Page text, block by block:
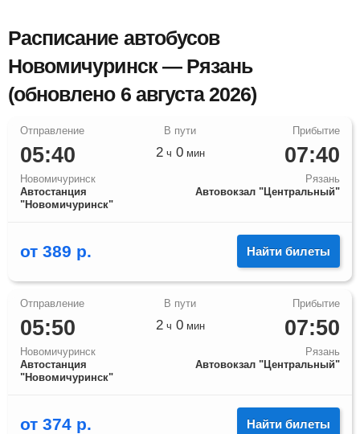
Расписание автобусов
Новомичуринск — Рязань
(обновлено 6 августа 2026)
05:40
Новомичуринск
Автостанция
"Новомичуринск"
07:40
Рязань
Автовокзал "Центральный"
2ч 0мин
от 389 р. Найти билеты
05:50
Новомичуринск
Автостанция
"Новомичуринск"
07:50
Рязань
Автовокзал "Центральный"
2ч 0мин
от 374 р. Найти билеты